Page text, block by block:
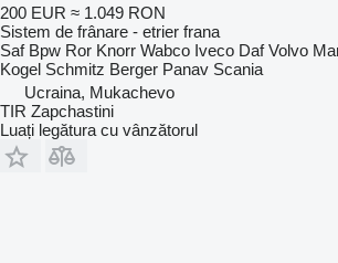
200 EUR ≈ 1.049 RON
Sistem de frânare - etrier frana
Saf Bpw Ror Knorr Wabco Iveco Daf Volvo
Kogel Schmitz Berger Panav Scania
Ucraina, Mukachevo
TIR Zapchastini
Luați legătura cu vânzătorul